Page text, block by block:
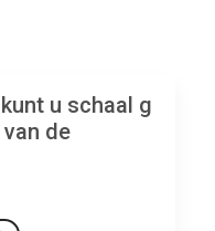
u schaal g
de